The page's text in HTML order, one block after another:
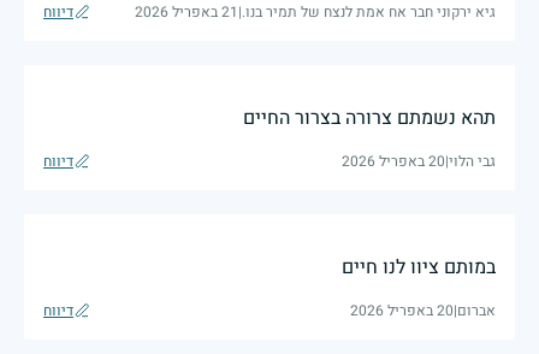
גיא ירקוני חבר אח אמת לנצח של תמיר בנו.|21 באפריל 2026 דיווח
תהא נשמתם צרורה בצרור החיים
גבי הלוי|20 באפריל 2026 דיווח
במותם ציוו לנו חיים
אברום|20 באפריל 2026 דיווח